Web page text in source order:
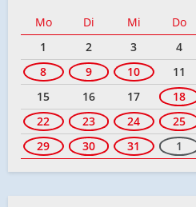
Mo Di Mi Do
1
2 3 4
8
9 10 11
15
16 17 18
22
23 24 25
29
30 31 1